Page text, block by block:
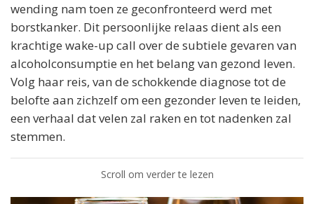
wending nam toen ze geconfronteerd werd met
borstkanker. Dit persoonlijke relaas dient als een
krachtige wake-up call over de subtiele gevaren van
alcoholconsumptie en het belang van gezond leven.
Volg haar reis, van de schokkende diagnose tot de
belofte aan zichzelf om een gezonder leven te leiden,
een verhaal dat velen zal raken en tot nadenken zal
stemmen.
Scroll om verder te lezen